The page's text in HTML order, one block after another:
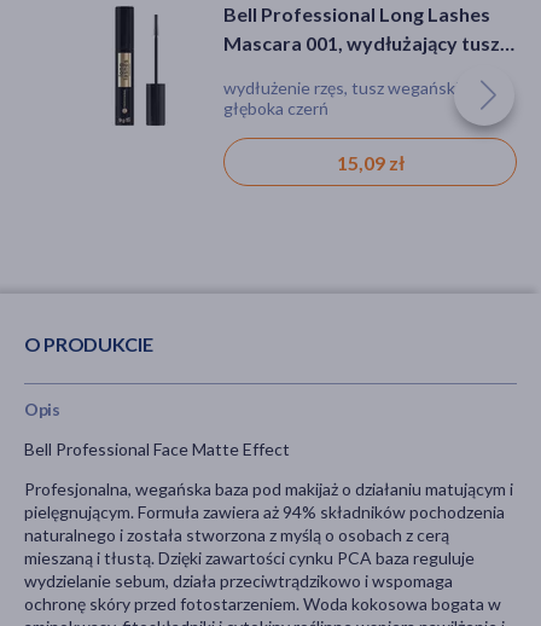
NEO Make Up Baza pod makijaż
rozświetlająco - nawilżająca:
krem, suchość, zmarszczki
51,99 zł
Bioderma Sensibio H2O, woda
micelarna do skóry wrażliwej,
płyn, podrażnienie, demakijaż
40,49 zł
Bell Professional Long Lashes
Mascara 001, wydłużający tusz
wydłużenie rzęs, tusz wegański,
głęboka czerń
15,09 zł
O PRODUKCIE
Opis
Bell Professional Face Matte Effect
Profesjonalna, wegańska baza pod makijaż o działaniu matującym i
pielęgnującym. Formuła zawiera aż 94% składników pochodzenia
naturalnego i została stworzona z myślą o osobach z cerą
mieszaną i tłustą. Dzięki zawartości cynku PCA baza reguluje
wydzielanie sebum, działa przeciwtrądzikowo i wspomaga
ochronę skóry przed fotostarzeniem. Woda kokosowa bogata w